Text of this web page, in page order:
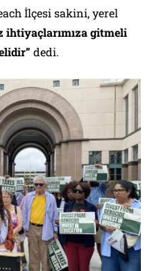
İlçesi sakini, yerel
ihtiyaçlarımıza gitmeli
dedi.